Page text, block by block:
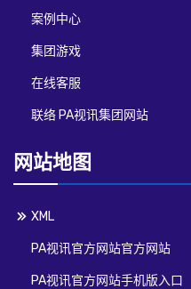
案例中心
集团游戏
在线客服
联络 PA视讯集团网站
网站地图
XML
PA视讯官方网站官方网站
PA视讯官方网站手机版入口